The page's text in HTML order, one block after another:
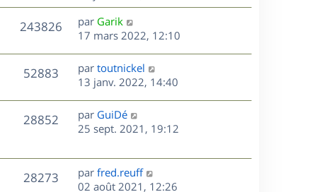
g
e
s
s
a
g
e
s
e
r
m
e
s
s
e
u
e
r
n
i
e
r
m
s
a
e
243826V
u
s
D
e
n
i
r
m
e
s
a
par Garik
17 mars 2022, 12:10
52883V
u
e
D
e
i
e
e
par toutnickel
13 janv. 2022, 14:40
28852V
D
e
n
i
e
par GuiDé
25 sept. 2021, 19:12
28273V
D
e
par fred.reuff
02 août 2021, 12:26